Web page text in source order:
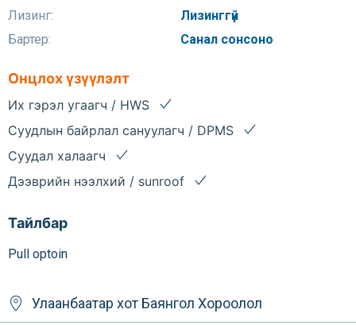
Лизинг:
Лизинггүй
Бартер:
Санал сонсоно
Онцлох үзүүлэлт
Их гэрэл угаагч / HWS
Суудлын байрлал сануулагч / DPMS
Суудал халаагч
Дээврийн нээлхий / sunroof
Тайлбар
Pull optoin
Улаанбаатар хот Баянгол Хороолол